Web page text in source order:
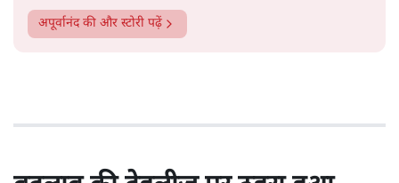
अपूर्वानंदकी और स्टोरी पढ़ें